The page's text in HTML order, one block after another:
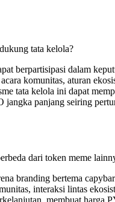
tata kelola?
berpartisipasi dalam
komunitas, aturan
tata kelola ini dapat
panjang seiring
dari token meme
branding bertema
interaksi lintas
membuat harga